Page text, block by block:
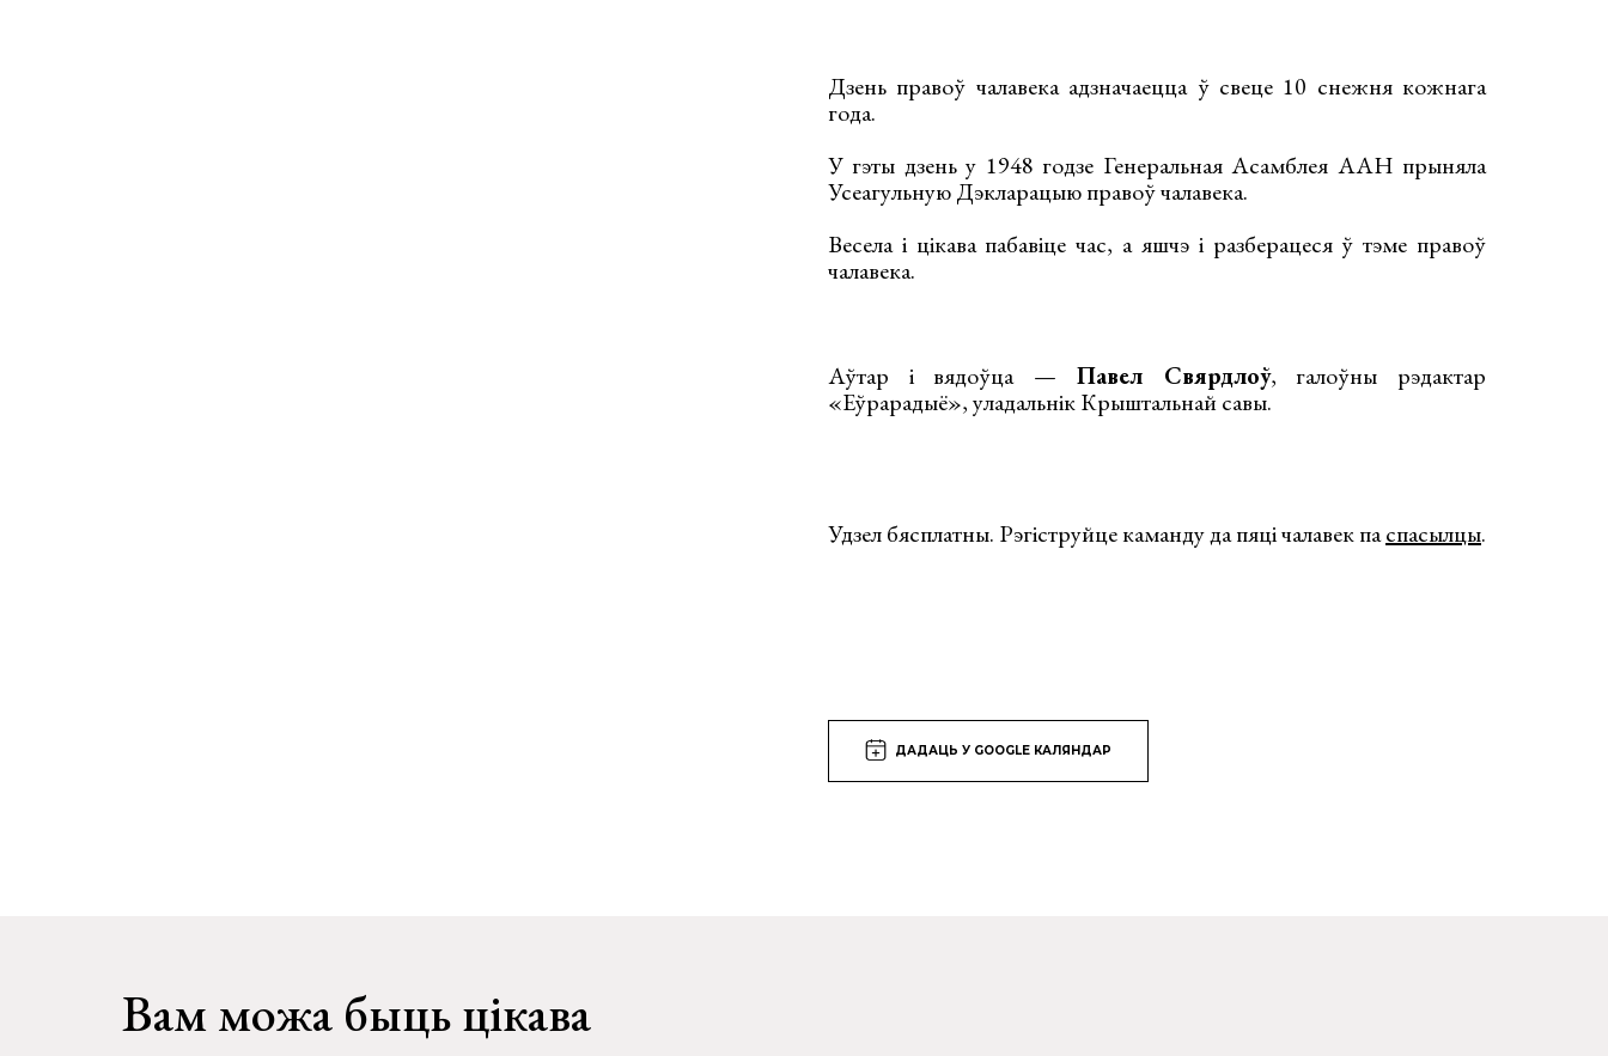
Дзень правоў чалавека адзначаецца ў свеце 10 снежня кожнага
года.
У гэты дзень у 1948 годзе Генеральная Асамблея ААН прыняла
Усеагульную Дэкларацыю правоў чалавека.
Весела і цікава пабавіце час, а яшчэ і разберацеся ў тэме правоў
чалавека.
Аўтар і вядоўца — Павел Свярдлоў, галоўны рэдактар
«Еўрарадыё», уладальнік Крыштальнай савы.
Удзел бясплатны. Рэгіструйце каманду да пяці чалавек паспасылцы.
ДАДАЦЬ У GOOGLE КАЛЯНДАР
Вам можа быць цікава